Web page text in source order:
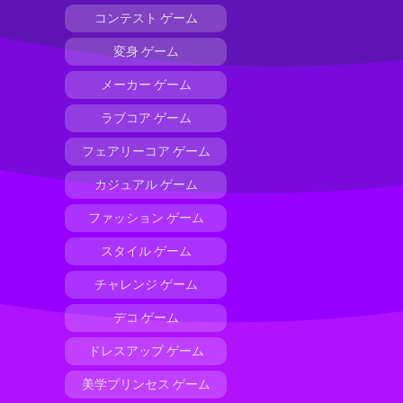
コンテスト ゲーム
変身 ゲーム
メーカー ゲーム
ラブコア ゲーム
フェアリーコア ゲーム
カジュアル ゲーム
ファッション ゲーム
スタイル ゲーム
チャレンジ ゲーム
デコ ゲーム
ドレスアップ ゲーム
美学プリンセス ゲーム